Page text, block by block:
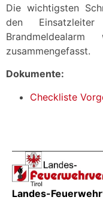
Die wichtigsten
den
zusammengefasst.
Dokumente:
Checkliste
Landes-